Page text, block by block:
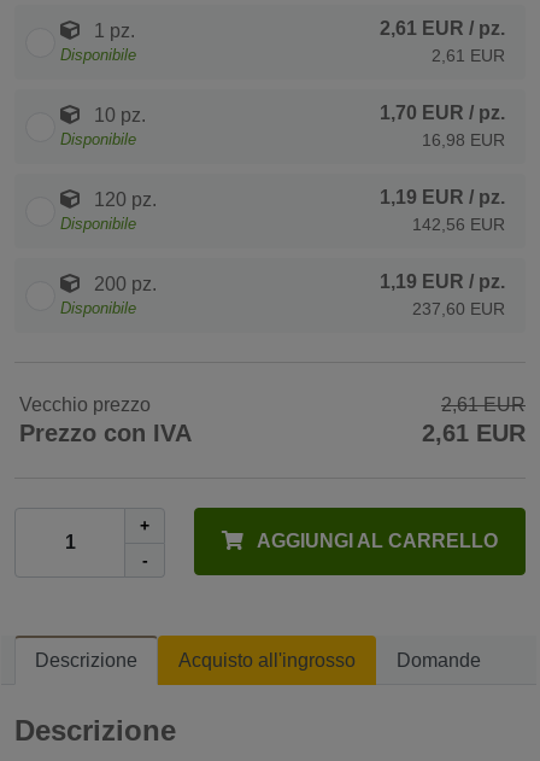
1 pz.
Disponibile
2,61 EUR / pz.
2,61 EUR
10 pz.
Disponibile
1,70 EUR / pz.
16,98 EUR
120 pz.
Disponibile
1,19 EUR / pz.
142,56 EUR
200 pz.
Disponibile
1,19 EUR / pz.
237,60 EUR
Vecchio prezzo 2,61 EUR
Prezzo con IVA 2,61 EUR
+
-
AGGIUNGI AL CARRELLO
Descrizione Acquisto all'ingrosso Domande
Descrizione